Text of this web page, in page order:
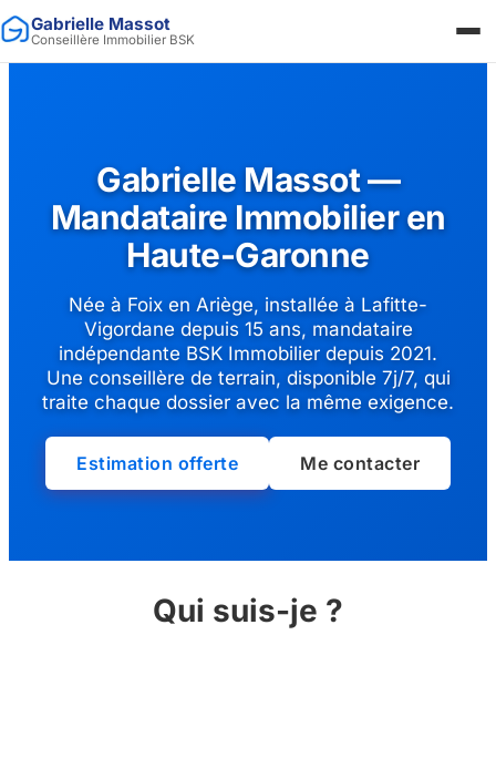
Gabrielle Massot
Conseillère Immobilier BSK
Gabrielle Massot —
Mandataire Immobilier en
Haute-Garonne
Née à Foix en Ariège, installée à Lafitte-
Vigordane depuis 15 ans, mandataire
indépendante BSK Immobilier depuis 2021.
Une conseillère de terrain, disponible 7j/7, qui
traite chaque dossier avec la même exigence.
Estimation offerte Me contacter
Qui suis-je ?